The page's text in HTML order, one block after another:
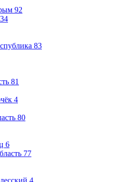
92
34
83
81
4
80
6
77
4